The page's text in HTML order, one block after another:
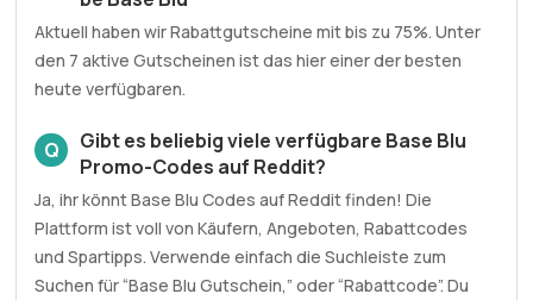
Aktuell haben wir Rabattgutscheine mit bis zu 75%. Unter
den 7 aktive Gutscheinen ist das hier einer der besten
heute verfügbaren.
Q
Gibt es beliebig viele verfügbare Base Blu
Promo-Codes auf Reddit?
Ja, ihr könnt Base Blu Codes auf Reddit finden! Die
Plattform ist voll von Käufern, Angeboten, Rabattcodes
und Spartipps. Verwende einfach die Suchleiste zum
Suchen für “Base Blu Gutschein,” oder “Rabattcode”. Du